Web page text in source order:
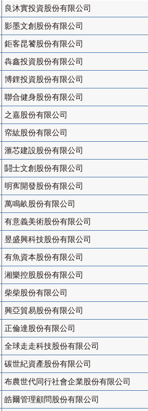
良沐實投資股份有限公司
影墨文創股份有限公司
鉅客昆饕股份有限公司
犇鑫投資股份有限公司
博鋰投資股份有限公司
聯合健身股份有限公司
之嘉股份有限公司
帟紘股份有限公司
滙芯建設股份有限公司
鬪士文創股份有限公司
明寯開發股份有限公司
萬鳴畝股份有限公司
有意義美術股份有限公司
昱盛興科技股份有限公司
有魚資本股份有限公司
湘樂控股股份有限公司
柴柴股份有限公司
興亞貿易股份有限公司
正倫達股份有限公司
全球走走科技股份有限公司
碳世紀資產股份有限公司
布農世代同行社會企業股份有限公司
皓爾管理顧問股份有限公司